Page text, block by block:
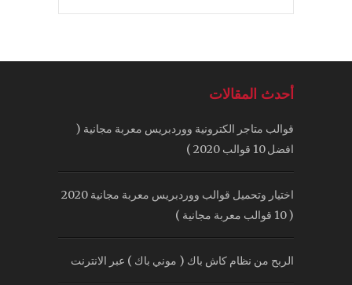
أحدث المقالات
قوالب متاجر الكترونية ووردبريس معربة مجانية (
افضل 10 قوالب 2020 )
اختيار وتحميل قوالب ووردبريس معربة مجانية 2020
( 10 قوالب معربة مجانية )
الربح من نظام كاش باك ( موني باك ) عبر الانترنت